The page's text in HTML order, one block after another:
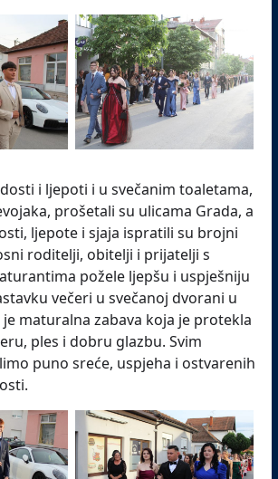
i ljepoti i u svečanim toaletama,
prošetali su ulicama Grada, a
ljepote i sjaja ispratili su brojni
roditelji, obitelji i prijatelji s
požele ljepšu i uspješniju
večeri u svečanoj dvorani u
maturalna zabava koja je protekla
ples i dobru glazbu. Svim
puno sreće, uspjeha i ostvarenih